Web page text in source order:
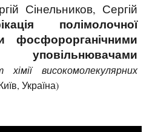
Сінельников, Сергій
полімолочної
фосфорорганічними
уповільнювачами
хімії високомолекулярних
Україна)